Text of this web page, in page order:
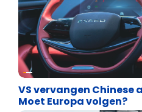
Energie en transport
VS vervangen
Moet Europa volgen?